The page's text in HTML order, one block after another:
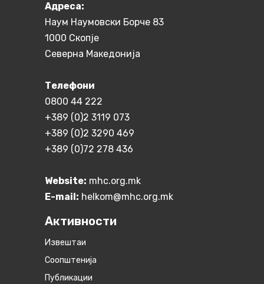
Aдреса:
Наум Наумовски Борче 83
1000 Скопје
Северна Македонија
Телефони
0800 44 222
+389 (0)2 3119 073
+389 (0)2 3290 469
+389 (0)72 278 436
Website: mhc.org.mk
E-mail: helkom@mhc.org.mk
Активности
Извештаи
Соопштенија
Публикации